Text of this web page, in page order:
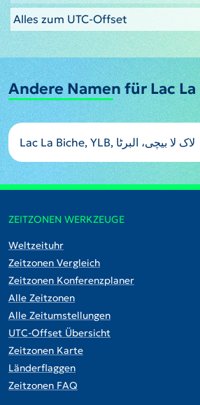
Alles zum UTC-Offset
Andere Namen für Lac La
Lac La Biche, YLB, لاک لا بیچی، البرٹا
ZEITZONEN WERKZEUGE
Weltzeituhr
Zeitzonen Vergleich
Zeitzonen Konferenzplaner
Alle Zeitzonen
Alle Zeitumstellungen
UTC-Offset Übersicht
Zeitzonen Karte
Länderflaggen
Zeitzonen FAQ